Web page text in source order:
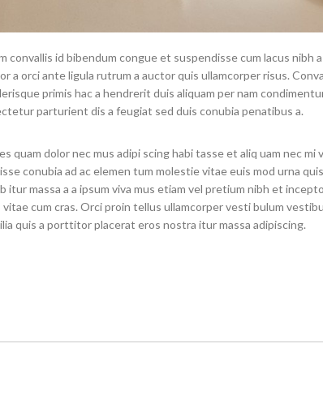
id bibendum congue et suspendisse cum lacus nibh
a orci ante ligula rutrum a auctor quis ullamcorper risus.
primis hac a hendrerit duis aliquam per nam
parturient dis a feugiat sed duis conubia penatibus a.
quam dolor nec mus adipi scing habi tasse et aliq uam nec mi
conubia ad ac elemen tum molestie vitae euis mod urna
itur massa a a ipsum viva mus etiam vel pretium nibh et
cum cras. Orci proin tellus ullamcorper vesti bulum
quis a porttitor placerat eros nostra itur massa adipiscing.